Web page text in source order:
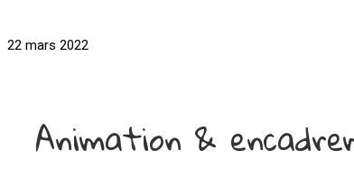
22 mars 2022
Animation &